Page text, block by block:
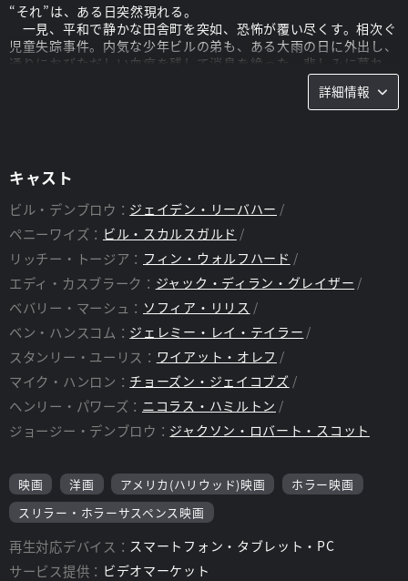
“それ”は、ある日突然現れる。
一見、平和で静かな田舎町を突如、恐怖が覆い尽くす。相次ぐ
児童失踪事件。内気な少年ビルの弟も、ある大雨の日に外出し、
通りにおびただしい血痕を残して消息を絶った。悲しみに暮れ、
自分を責めるビルの前に、突如“それ”は現れる。“それ”を目撃し
て以来、恐怖にとり憑かれるビル。しかし、得体の知れない恐怖
を抱えることになったのは、彼だけではなかった。不良少年たち
中……何かに恐怖を感じる度に“それ”は、どこへでも姿を現す。
ビルとその秘密を共有することになった仲間たちは“それ”に立ち
向かうことを決意するのだが…。真相に迫るビルたちを、さらに
大きな恐怖が飲み込もうとしていた―。
スタッフ
監督： アンディ・ムスキエティ
詳細情報
キャスト
ビル・デンブロウ： ジェイデン・リーバハー
ペニーワイズ： ビル・スカルスガルド
リッチー・トージア： フィン・ウォルフハード
エディ・カスブラーク： ジャック・ディラン・グレイザー
ベバリー・マーシュ： ソフィア・リリス
ベン・ハンスコム： ジェレミー・レイ・テイラー
スタンリー・ユーリス： ワイアット・オレフ
マイク・ハンロン： チョーズン・ジェイコブズ
ヘンリー・パワーズ： ニコラス・ハミルトン
ジョージー・デンブロウ： ジャクソン・ロバート・スコット
映画 洋画 アメリカ(ハリウッド)映画
ホラー映画
スリラー・ホラーサスペンス映画
再生対応デバイス： スマートフォン・タブレット・PC
サービス提供： ビデオマーケット